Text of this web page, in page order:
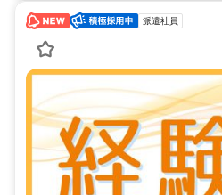
派遣社員